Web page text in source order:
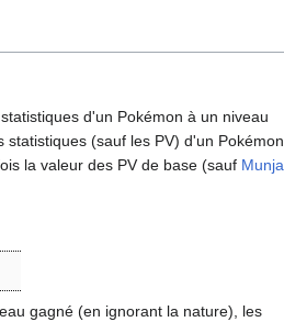
d'un Pokémon à un niveau
(sauf les PV) d'un Pokémon
la valeur des PV de base (sauf Munja
gagné (en ignorant la nature), les